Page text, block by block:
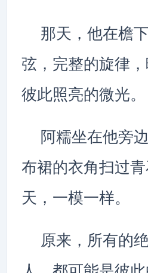
那天，他在檐
弦，完整的旋律
彼此照亮的微光。
阿糯坐在他旁
布裙的衣角扫过
天，一模一样。
原来，所有的